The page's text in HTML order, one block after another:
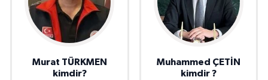
Murat TÜRKMEN
kimdir?
Muhammed ÇETİN
kimdir ?